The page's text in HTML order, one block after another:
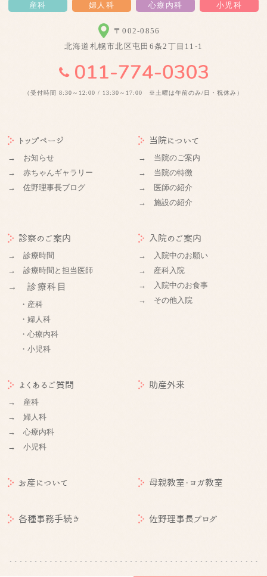
産科 婦人科 心療内科 小児科
〒002-0856
北海道札幌市北区屯田6条2丁目11-1
（受付時間 8:30～12:00 / 13:30～17:00 ※土曜は午前のみ/日・祝休み）
トップページ
→ お知らせ
→ 赤ちゃんギャラリー
→ 佐野理事長ブログ
当院について
→ 当院のご案内
→ 当院の特徴
→ 医師の紹介
→ 施設の紹介
診察のご案内
→ 診療時間
→ 診療時間と担当医師
→ 診療科目
・産科
・婦人科
・心療内科
・小児科
入院のご案内
→ 入院中のお願い
→ 産科入院
→ 入院中のお食事
→ その他入院
よくあるご質問
→ 産科
→ 婦人科
→ 心療内科
→ 小児科
助産外来
お産について 母親教室・ヨガ教室
各種事務手続き 佐野理事長ブログ